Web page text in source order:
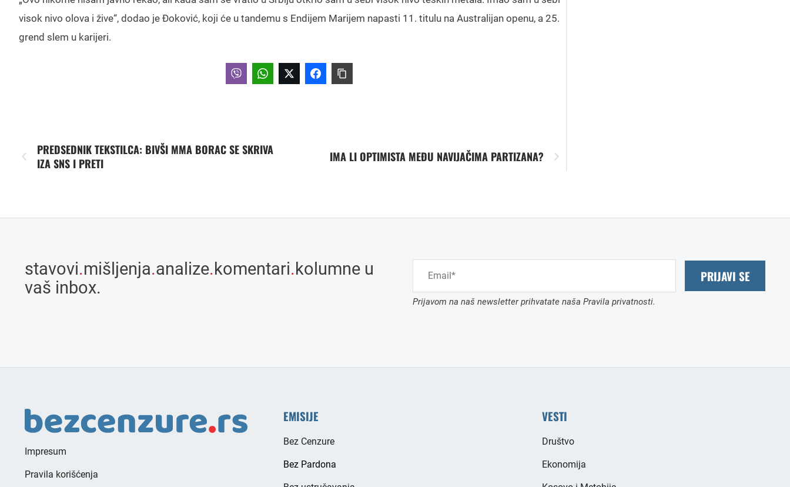
visok nivo olova i žive“, dodao je Đoković, koji će u tandemu s Endijem Marijem napasti 11. titulu na Australijan openu, a 25.
grend slem u karijeri.
PREDSEDNIK TEKSTILCA: BIVŠI MMA BORAC SE SKRIVA
IZA SNS I PRETI
IMA LI OPTIMISTA MEĐU NAVIJAČIMA PARTIZANA?
stavovi.mišljenja.analize.komentari.kolumne u
vaš inbox.
PRIJAVI SE
Prijavom na naš newsletter prihvatate naša Pravila privatnosti.
Impresum
Pravila korišćenja
EMISIJE
Bez Cenzure
Bez Pardona
VESTI
Društvo
Ekonomija